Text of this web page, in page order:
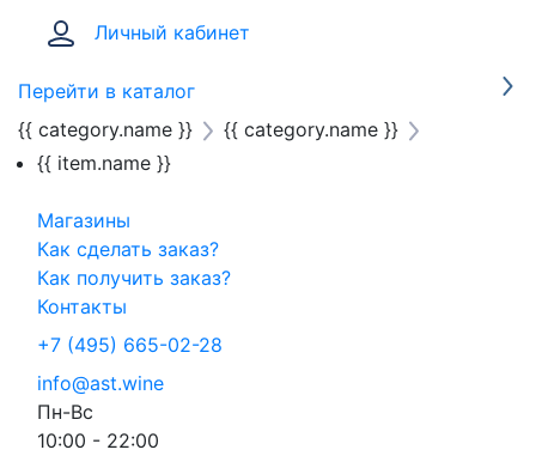
Личный кабинет
Перейти в каталог
{{ category.name }}
{{ category.name }}
{{ item.name }}
Магазины
Как сделать заказ?
Как получить заказ?
Контакты
+7 (495) 665-02-28
info@ast.wine
Пн-Вс
10:00 - 22:00